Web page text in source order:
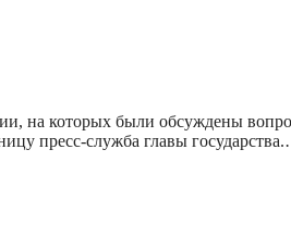
на которых были обсуждены
пресс-служба главы